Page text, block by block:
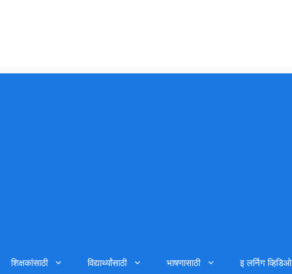
शिक्षकांसाठी विद्यार्थ्यांसाठी भाषणासाठी इ लर्निग व्हिडिओ